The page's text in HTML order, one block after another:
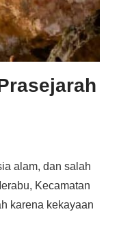
alam, dan salah
Kecamatan
karena kekayaan